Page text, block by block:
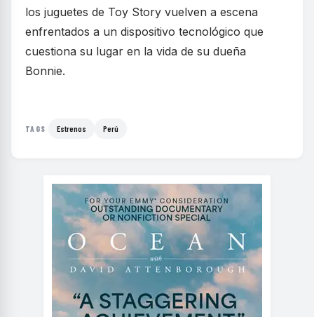
los juguetes de Toy Story vuelven a escena
enfrentados a un dispositivo tecnológico que
cuestiona su lugar en la vida de su dueña
Bonnie.
TAGS Estrenos Perú